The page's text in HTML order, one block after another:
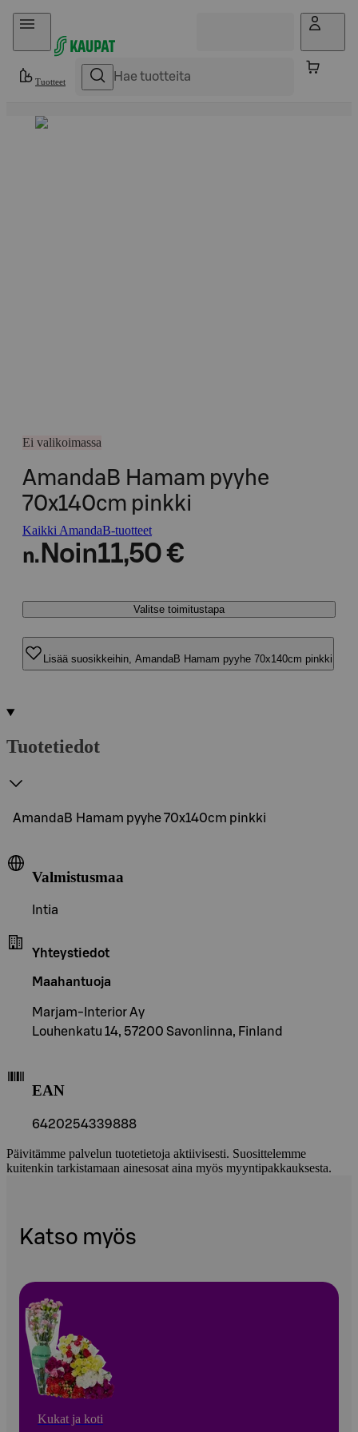
Hyppää sisältöön
Tuotteet
Ei valikoimassa
AmandaB Hamam pyyhe
70x140cm pinkki
Kaikki AmandaB-tuotteet
n. Noin11,50 €
Valitse toimitustapa
Lisää suosikkeihin, AmandaB Hamam pyyhe 70x140cm pinkki
Tuotetiedot
AmandaB Hamam pyyhe 70x140cm pinkki
Valmistusmaa
Intia
Yhteystiedot
Maahantuoja
Marjam-Interior Ay
Louhenkatu 14, 57200 Savonlinna, Finland
EAN
6420254339888
Päivitämme palvelun tuotetietoja aktiivisesti. Suosittelemme
kuitenkin tarkistamaan ainesosat aina myös myyntipakkauksesta.
Katso myös
Kukat ja koti